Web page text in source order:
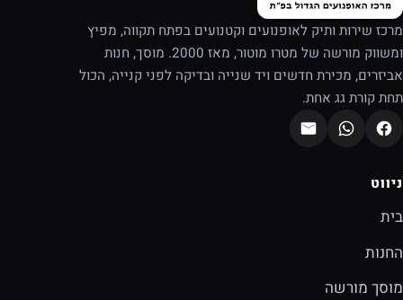
מרכז שירות ותיק לאופנועים וקטנועים בפתח תקווה, מפיץ
ומשווק מורשה של מטרו מוטור, מאז 2000. מוסך, חנות
אביזרים, מכירת חדשים ויד שנייה ובדיקה לפני קנייה, הכול
תחת קורת גג אחת.
ניווט
בית
החנות
מוסך מורשה